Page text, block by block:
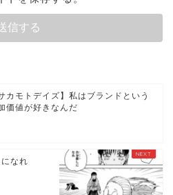
サカモトデイズ】私はブランドという
価値が好きなんだ
なれ